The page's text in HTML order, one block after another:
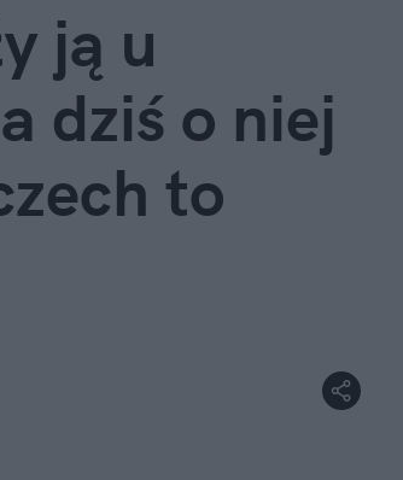
ją u
dziś o niej
to